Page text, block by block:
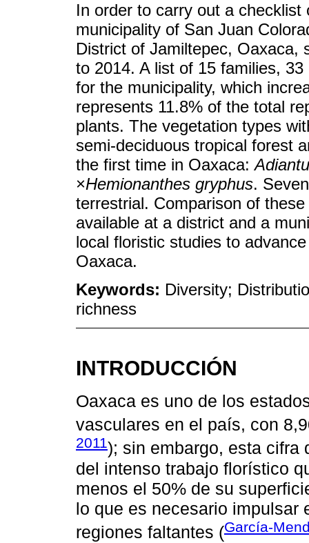
In order to carry out a
municipality of San Juan
District of Jamiltepec, Oaxaca,
to 2014. A list of 15 families,
for the municipality, which
represents 11.8% of the total
plants. The vegetation types
semi-deciduous tropical forest
the first time in Oaxaca:
×Hemionanthes gryphus.
terrestrial. Comparison of
available at a district and a
local floristic studies to
Oaxaca.
Keywords: Diversity;
richness
INTRODUCCIÓN
Oaxaca es uno de los
vasculares en el país, con
2011); sin embargo, esta cifra
del intenso trabajo florístico
menos el 50% de su
lo que es necesario impulsar
regiones faltantes (García-